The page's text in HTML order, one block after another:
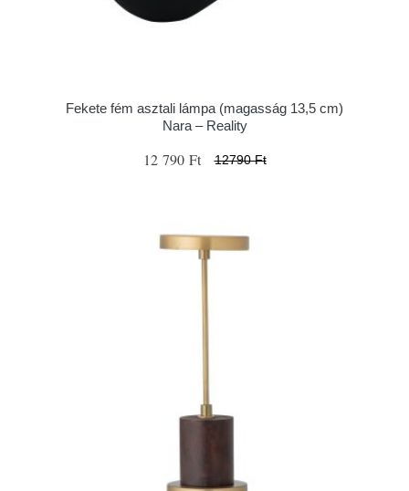
Fekete fém asztali lámpa (magasság 13,5 cm)
Nara – Reality
12 790 Ft 12790 Ft